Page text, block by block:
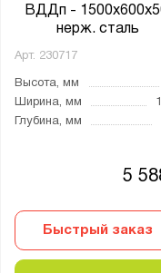
ВДДп -
нерж. сталь
Арт. 230717
Высота, мм
Ширина, мм
Глубина, мм
5
Быстрый заказ